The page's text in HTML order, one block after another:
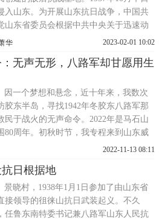
入山东。为开展山东抗日战争，中国共
山东省委员会根据中共中央关于迅速动
织人民，建立统一战线，积极开展游击
指示，自11月到翌年夏，先后在冀鲁
)西、鲁中、鲁南、滨
华
2023-02-01 10:02
无声无形，八路军却甘愿用生
因一个梦想和悬念，近十年来，我数次
胶东半岛，寻找1942年冬胶东八路军那
民于战火的无声命令。2022年是马石山
80周年。初秋时节，我专程来到山东威
乳山市，虔诚地寻遗址、查史料、进农
。在上石硼村、下石硼村等村庄，我拜
多位八九十岁的亲历者。当年亲历突围
民大多已经过世，健
2022-11-13 08:11
日根据地
景晓村，1938年1月1日参加了由山东省
接领导的徂徕山抗日武装起义。不久
任鲁东南特委书记兼八路军山东人民抗